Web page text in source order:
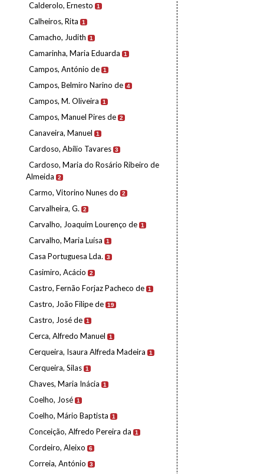
Calderolo, Ernesto 1
Calheiros, Rita 1
Camacho, Judith 1
Camarinha, Maria Eduarda 1
Campos, António de 1
Campos, Belmiro Narino de 4
Campos, M. Oliveira 1
Campos, Manuel Pires de 2
Canaveira, Manuel 1
Cardoso, Abílio Tavares 3
Cardoso, Maria do Rosário Ribeiro de
Almeida
2
Carmo, Vitorino Nunes do 2
Carvalheira, G. 2
Carvalho, Joaquim Lourenço de 1
Carvalho, Maria Luísa 1
Casa Portuguesa Lda. 3
Casimiro, Acácio 2
Castro, Fernão Forjaz Pacheco de 1
Castro, João Filipe de 19
Castro, José de 1
Cerca, Alfredo Manuel 1
Cerqueira, Isaura Alfreda Madeira 1
Cerqueira, Silas 1
Chaves, Maria Inácia 1
Coelho, José 1
Coelho, Mário Baptista 1
Conceição, Alfredo Pereira da 1
Cordeiro, Aleixo 6
Correia, António 3